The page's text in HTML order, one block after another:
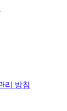
리 방침